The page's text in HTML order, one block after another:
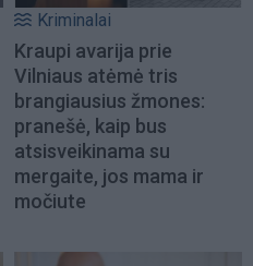
Kriminalai
Kraupi avarija prie
Vilniaus atėmė tris
brangiausius žmones:
pranešė, kaip bus
atsisveikinama su
mergaite, jos mama ir
močiute